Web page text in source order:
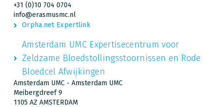
+31 (0)10 704 0704
info@erasmusmc.nl
Orpha.net Expertlink
Amsterdam UMC Expertisecentrum voor
Zeldzame Bloedstollingsstoornissen en Rode
Bloedcel Afwijkingen
Amsterdam UMC - Amsterdam UMC
Meibergdreef 9
1105 AZ AMSTERDAM